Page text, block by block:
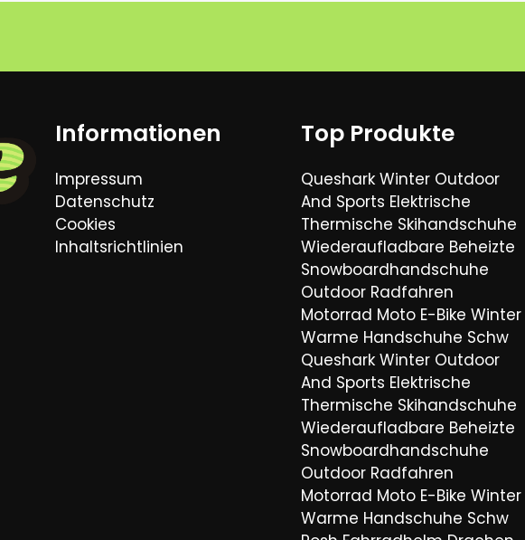
Informationen
Impressum
Datenschutz
Cookies
Inhaltsrichtlinien
Top Produkte
Queshark Winter Outdoor
And Sports Elektrische
Thermische Skihandschuhe
Wiederaufladbare Beheizte
Snowboardhandschuhe
Outdoor Radfahren
Motorrad Moto E-Bike Winter
Warme Handschuhe Schw
Queshark Winter Outdoor
And Sports Elektrische
Thermische Skihandschuhe
Wiederaufladbare Beheizte
Snowboardhandschuhe
Outdoor Radfahren
Motorrad Moto E-Bike Winter
Warme Handschuhe Schw